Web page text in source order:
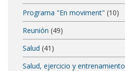
Programa "En moviment" (10)
Reunión (49)
Salud (41)
Salud, ejercicio y entrenamiento